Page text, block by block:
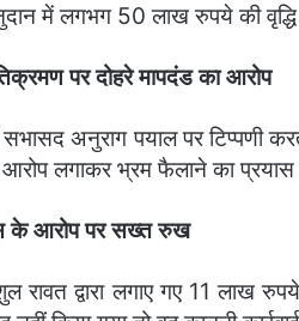
में लगभग 50 लाख रुपये की
पर दोहरे मापदंड का आरोप
सभासद अनुराग पयाल पर टिप्पणी
लगाकर भ्रम फैलाने का
के आरोप पर सख्त रुख
रावत द्वारा लगाए गए 11 लाख